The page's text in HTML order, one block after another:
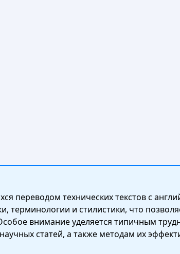
переводом технических текстов с
терминологии и стилистики, что
внимание уделяется типичным
статей, а также методам их